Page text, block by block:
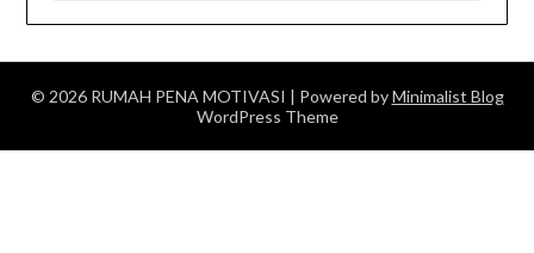
© 2026 RUMAH PENA MOTIVASI | Powered byMinimalist Blog
WordPress Theme